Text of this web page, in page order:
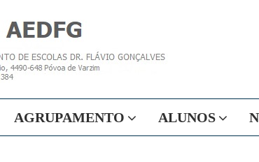
AGRUPAMENTO ALUNOS